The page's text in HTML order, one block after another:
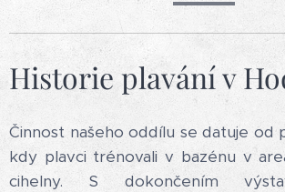
Historie plavání v
Činnost našeho oddílu se datuje od
kdy plavci trénovali v bazénu v
cihelny. S dokončením